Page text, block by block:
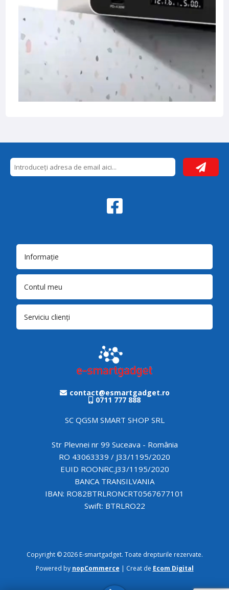
Informație
Contul meu
Serviciu clienți
contact@esmartgadget.ro
0711 777 888
SC QGSM SMART SHOP SRL
Str Plevnei nr 99 Suceava - România
RO 43063339 / J33/1195/2020
EUID ROONRC.J33/1195/2020
BANCA TRANSILVANIA
IBAN: RO82BTRLRONCRT0567677101
Swift: BTRLRO22
Copyright © 2026 E-smartgadget. Toate drepturile rezervate.
Powered by nopCommerce | Creat de Ecom Digital